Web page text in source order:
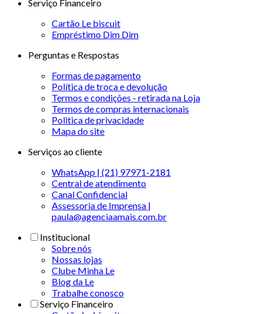
Serviço Financeiro
Cartão Le biscuit
Empréstimo Dim Dim
Perguntas e Respostas
Formas de pagamento
Política de troca e devolução
Termos e condições - retirada na Loja
Termos de compras internacionais
Politica de privacidade
Mapa do site
Serviços ao cliente
WhatsApp | (21) 97971-2181
Central de atendimento
Canal Confidencial
Assessoria de Imprensa |
paula@agenciaamais.com.br
Institucional
Sobre nós
Nossas lojas
Clube Minha Le
Blog da Le
Trabalhe conosco
Serviço Financeiro